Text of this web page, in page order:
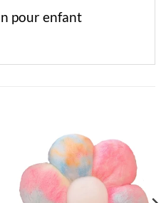
pour enfant